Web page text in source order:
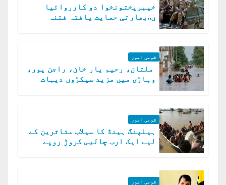
خیبرپختونخوا دو کارروائیا
ں..بھارتی حمایت یافتہ فتنہ
قومی امور
ملتان، رحیم یار خان، راجن پور،
وہاڑی میں مزید سیکڑوں دیہات
قومی امور
ہیلپنگ ہینڈ کا سیلاب متاثرین کے
لیے ایک ارب چالیس کروڑ روپے
قومی امور